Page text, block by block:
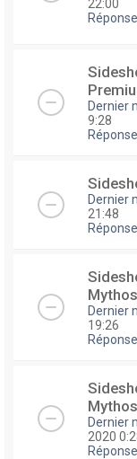
22:00
Dernier
9:28
Dernier
21:48
Dernier
19:26
Dernier
2020